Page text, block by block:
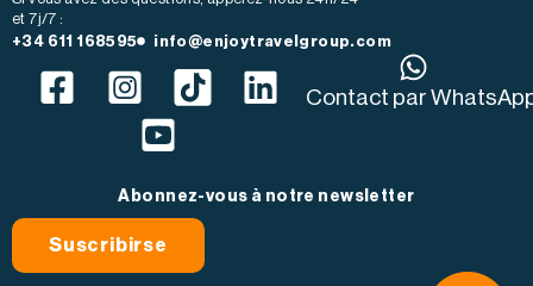
et 7j/7 :
+34 611 168595 info@enjoytravelgroup.com
Contact par
Abonnez-vous à notre newsletter
Suscribirse